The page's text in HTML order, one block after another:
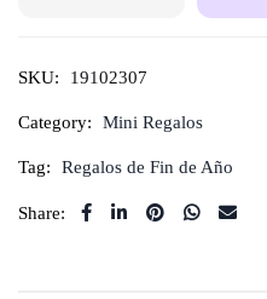
SKU: 19102307
Category: Mini Regalos
Tag: Regalos de Fin de Año
Share: